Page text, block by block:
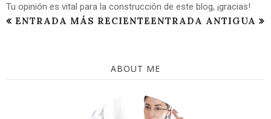
Tu opinión es vital para la construcción de este blog, ¡gracias!
ENTRADA MÁS RECIENTEENTRADA ANTIGUA
ABOUT ME